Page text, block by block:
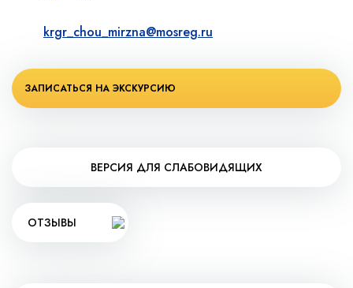
krgr_chou_mirzna@mosreg.ru
ЗАПИСАТЬСЯ НА ЭКСКУРСИЮ
ВЕРСИЯ ДЛЯ СЛАБОВИДЯЩИХ
ОТЗЫВЫ